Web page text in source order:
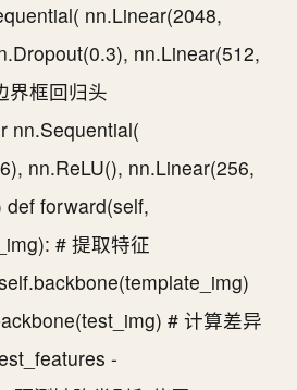
nn.Linear(2048,
nn.Linear(512,
界框回归头
nn.Sequential(
nn.ReLU(), nn.Linear(256,
forward(self,
# 提取特征
# 计算差异
-